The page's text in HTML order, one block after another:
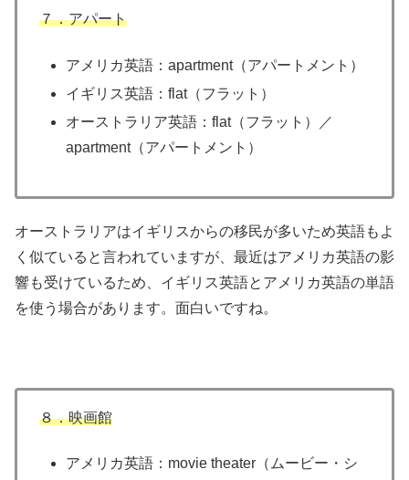
７．アパート
アメリカ英語：apartment（アパートメント）
イギリス英語：flat（フラット）
オーストラリア英語：flat（フラット）／
apartment（アパートメント）
オーストラリアはイギリスからの移民が多いため英語もよ
く似ていると言われていますが、最近はアメリカ英語の影
響も受けているため、イギリス英語とアメリカ英語の単語
を使う場合があります。面白いですね。
８．映画館
アメリカ英語：movie theater（ムービー・シ